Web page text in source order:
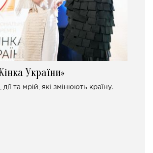
України»
дії та мрій, які змінюють країну.